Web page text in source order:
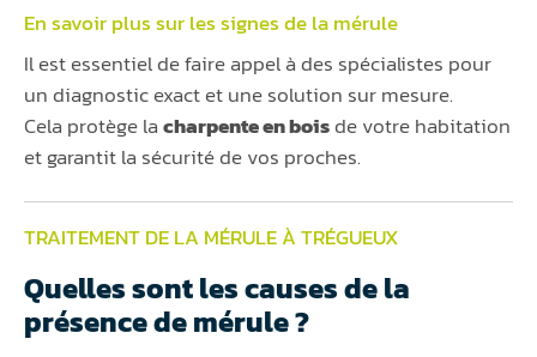
En savoir plus sur les signes de lamérule
Il est essentiel de faire appel à des spécialistes pour
un diagnostic exact et une solution sur mesure.
Cela protège lacharpente en boisde votre habitation
et garantit la sécurité de vos proches.
TRAITEMENT DE LA MÉRULE À TRÉGUEUX
Quelles sont les causes de la
présence de mérule ?